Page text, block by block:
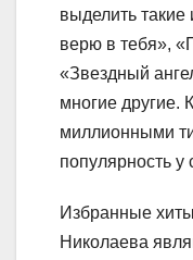
выделить такие
верю в тебя»,
«Звездный
многие другие.
миллионными
популярность у
Избранные
Николаева